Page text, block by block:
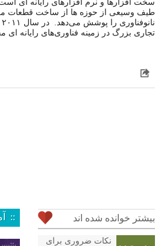
سخت افزارها و نرم افزارهای رایانه ای
طیف وسیعی از حوزه ها از ساخت قطعات
تجاری بزرگ در زمینه فناوری‌های رایانه
بیشتر خوانده شده اند
نکات ضروری برای
::